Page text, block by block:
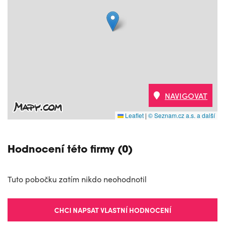
Leaflet | © Seznam.cz a.s. a další
NAVIGOVAT
Hodnocení této firmy (0)
Tuto pobočku zatím nikdo neohodnotil
CHCI NAPSAT VLASTNÍ HODNOCENÍ